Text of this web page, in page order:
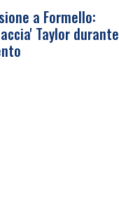
a Formello:
Taylor durante